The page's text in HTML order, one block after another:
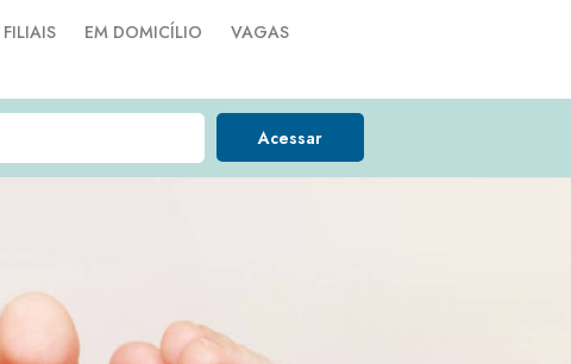
FILIAIS EM DOMICÍLIO VAGAS
Acessar